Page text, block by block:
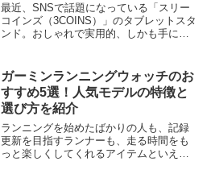
最近、SNSで話題になっている「スリー
コインズ（3COINS）」のタブレットスタ
ンド。おしゃれで実用的、しかも手に取
るの？」と驚く人も多い、スリコの最新
タブレット関...
ガーミンランニングウォッチのお
すすめ5選！人気モデルの特徴と
選び方を紹介
ランニングを始めたばかりの人も、記録
更新を目指すランナーも、走る時間をも
っと楽しくしてくれるアイテムといえば